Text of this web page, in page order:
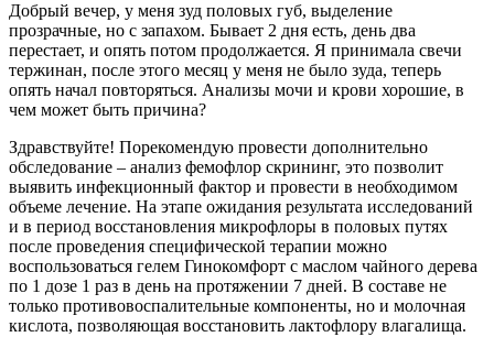
Добрый вечер, у меня зуд половых губ, выделение
прозрачные, но с запахом. Бывает 2 дня есть, день два
перестает, и опять потом продолжается. Я принимала свечи
тержинан, после этого месяц у меня не было зуда, теперь
опять начал повторяться. Анализы мочи и крови хорошие, в
чем может быть причина?
Здравствуйте! Порекомендую провести дополнительно
обследование – анализ фемофлор скрининг, это позволит
выявить инфекционный фактор и провести в необходимом
объеме лечение. На этапе ожидания результата исследований
и в период восстановления микрофлоры в половых путях
после проведения специфической терапии можно
воспользоваться гелем Гинокомфорт с маслом чайного дерева
по 1 дозе 1 раз в день на протяжении 7 дней. В составе не
только противовоспалительные компоненты, но и молочная
кислота, позволяющая восстановить лактофлору влагалища.